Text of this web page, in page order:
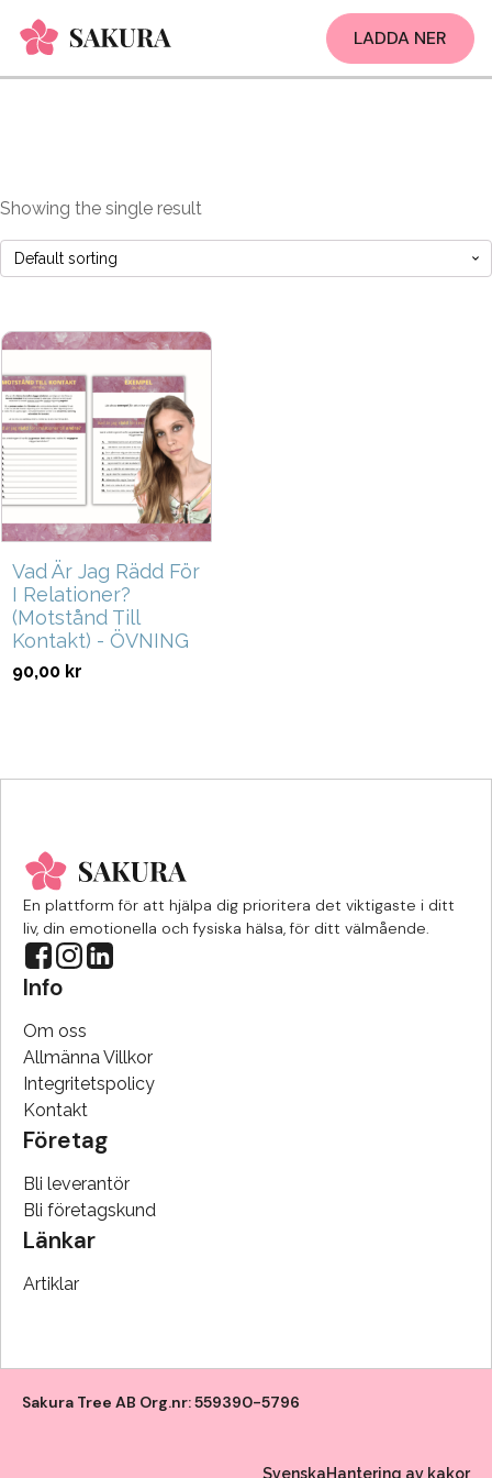
LADDA NER
Showing the single result
Vad Är Jag Rädd För
I Relationer?
(Motstånd Till
Kontakt) - ÖVNING
90,00 kr
En plattform för att hjälpa dig prioritera det viktigaste i ditt
liv, din emotionella och fysiska hälsa, för ditt välmående.
Info
Om oss
Allmänna Villkor
Integritetspolicy
Kontakt
Företag
Bli leverantör
Bli företagskund
Länkar
Artiklar
Sakura Tree AB Org.nr: 559390-5796
SvenskaHantering av kakor